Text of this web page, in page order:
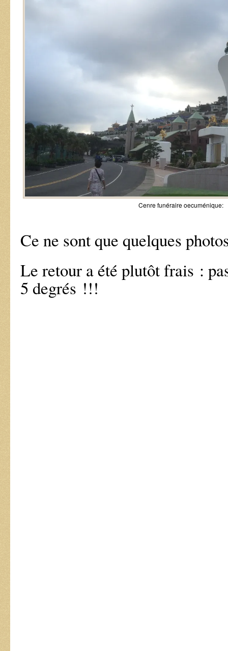
Cenre funéraire oecuménique:
Ce ne sont que quelques
Le retour a été plutôt frais :
5 degrés !!!